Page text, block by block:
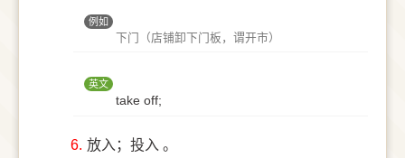
例如
下门（店铺卸下门板，谓开市）
英文
take off;
6. 放入；投入 。